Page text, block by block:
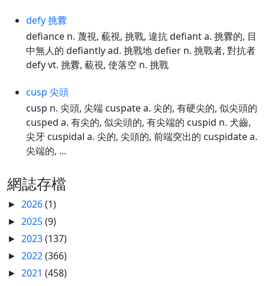
defy 挑釁
defiance n. 蔑視, 藐視, 挑戰, 違抗 defiant a. 挑釁的, 目
中無人的 defiantly ad. 挑戰地 defier n. 挑戰者, 對抗者
defy vt. 挑釁, 藐視, 使落空 n. 挑戰
cusp 尖頭
cusp n. 尖頭, 尖端 cuspate a. 尖的, 有硬尖的, 似尖頭的
cusped a. 有尖的, 似尖頭的, 有尖端的 cuspid n. 犬齒,
尖牙 cuspidal a. 尖的, 尖頭的, 前端突出的 cuspidate a.
尖端的, ...
網誌存檔
► 2026(1)
► 2025(9)
► 2023(137)
► 2022(366)
► 2021 (458)